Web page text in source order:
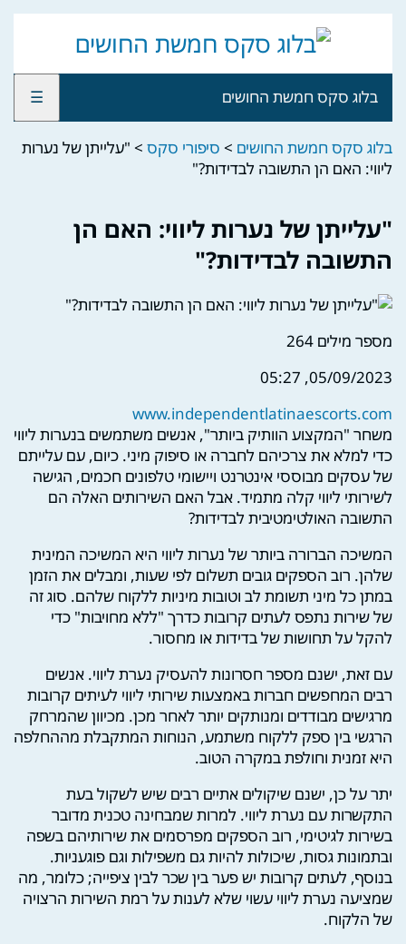
בלוג סקס חמשת החושים ☰
בלוג סקס חמשת החושים > סיפורי סקס > "עלייתן של נערות
ליווי: האם הן התשובה לבדידות?"
"עלייתן של נערות ליווי: האם הן
התשובה לבדידות?"
מספר מילים 264
05/09/2023, 05:27
www.independentlatinaescorts.com
משחר "המקצוע הוותיק ביותר", אנשים משתמשים בנערות ליווי
כדי למלא את צרכיהם לחברה או סיפוק מיני. כיום, עם עלייתם
של עסקים מבוססי אינטרנט ויישומי טלפונים חכמים, הגישה
לשירותי ליווי קלה מתמיד. אבל האם השירותים האלה הם
התשובה האולטימטיבית לבדידות?
המשיכה הברורה ביותר של נערות ליווי היא המשיכה המינית
שלהן. רוב הספקים גובים תשלום לפי שעות, ומבלים את הזמן
במתן כל מיני תשומת לב וטובות מיניות ללקוח שלהם. סוג זה
של שירות נתפס לעתים קרובות כדרך "ללא מחויבות" כדי
להקל על תחושות של בדידות או מחסור.
עם זאת, ישנם מספר חסרונות להעסיק נערת ליווי. אנשים
רבים המחפשים חברות באמצעות שירותי ליווי לעיתים קרובות
מרגישים מבודדים ומנותקים יותר לאחר מכן. מכיוון שהמרחק
הרגשי בין ספק ללקוח משתמע, הנוחות המתקבלת מההחלפה
היא זמנית וחולפת במקרה הטוב.
יתר על כן, ישנם שיקולים אתיים רבים שיש לשקול בעת
התקשרות עם נערת ליווי. למרות שמבחינה טכנית מדובר
בשירות לגיטימי, רוב הספקים מפרסמים את שירותיהם בשפה
ובתמונות גסות, שיכולות להיות גם משפילות וגם פוגעניות.
בנוסף, לעתים קרובות יש פער בין שכר לבין ציפייה; כלומר, מה
שמציעה נערת ליווי עשוי שלא לענות על רמת השירות הרצויה
של הלקוח.